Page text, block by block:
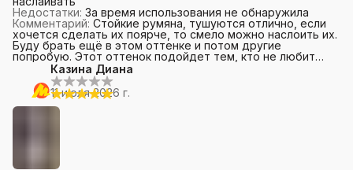
Недостатки: За время использования не обнаружила
Комментарий: Стойкие румяна, тушуются отлично, если
хочется сделать их поярче, то смело можно наслоить их.
Буду брать ещё в этом оттенке и потом другие
попробую. Этот оттенок подойдет тем, кто не любит
яркие румяна.
Казина Диана
11 июля 2026 г.